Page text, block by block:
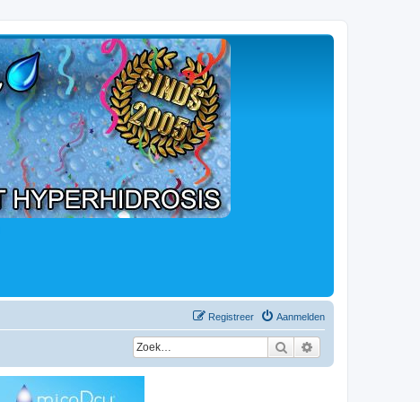
Aanmelden
Registreer
Zoek